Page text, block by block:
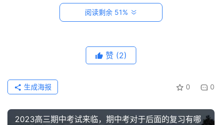
教
笔
登录
二、领取试卷及答题卡时间、地点
1.时间：11月7日（周二）下午1:00-3:00
2.地点：朝阳区教科院三元桥校区（静安里甲30号）院内平
阅读剩余 51%
赞 (2)
0 0
生成海报
2023高三期中考试来临，期中考对于后面的复习有哪